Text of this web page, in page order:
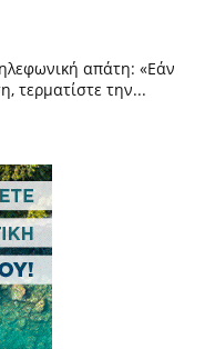
απάτη: «Εάν
τερματίστε την...